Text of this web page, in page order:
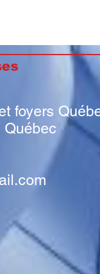
foyers
Québec